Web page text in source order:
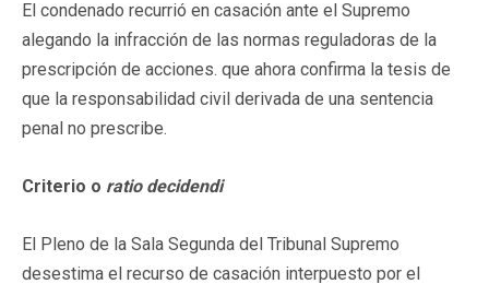
El condenado recurrió en casación ante el Supremo
alegando la infracción de las normas reguladoras de la
prescripción de acciones. que ahora confirma la tesis de
que la responsabilidad civil derivada de una sentencia
penal no prescribe.
Criterio o ratio decidendi
El Pleno de la Sala Segunda del Tribunal Supremo
desestima el recurso de casación interpuesto por el